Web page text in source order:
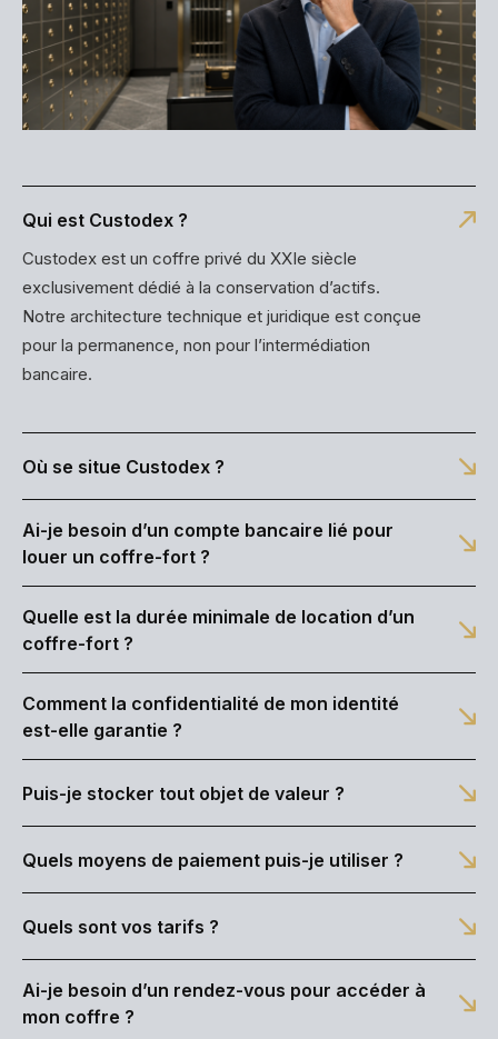
Qui est Custodex ?
Custodex est un coffre privé du XXIe siècle
exclusivement dédié à la conservation d’actifs.
Notre architecture technique et juridique est conçue
pour la permanence, non pour l’intermédiation
bancaire.
Où se situe Custodex ?
Ai-je besoin d’un compte bancaire lié pour
louer un coffre-fort ?
Quelle est la durée minimale de location d’un
coffre-fort ?
Comment la confidentialité de mon identité
est-elle garantie ?
Puis-je stocker tout objet de valeur ?
Quels moyens de paiement puis-je utiliser ?
Quels sont vos tarifs ?
Ai-je besoin d’un rendez-vous pour accéder à
mon coffre ?